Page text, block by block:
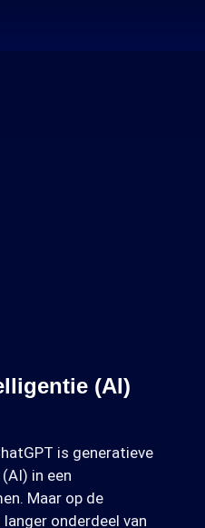
(AI)
is generatieve
in een
Maar op de
onderdeel van